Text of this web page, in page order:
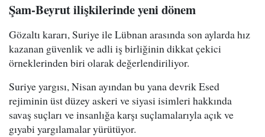
Şam-Beyrut ilişkilerinde yeni dönem
Gözaltı kararı, Suriye ile Lübnan arasında son aylarda hız
kazanan güvenlik ve adli iş birliğinin dikkat çekici
örneklerinden biri olarak değerlendiriliyor.
Suriye yargısı, Nisan ayından bu yana devrik Esed
rejiminin üst düzey askeri ve siyasi isimleri hakkında
savaş suçları ve insanlığa karşı suçlamalarıyla açık ve
gıyabi yargılamalar yürütüyor.